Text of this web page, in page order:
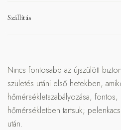
Szállítás
Nincs fontosabb az újszülött
születés utáni első hetekben,
hőmérsékletszabályozása,
hőmérsékletben tartsuk;
után.